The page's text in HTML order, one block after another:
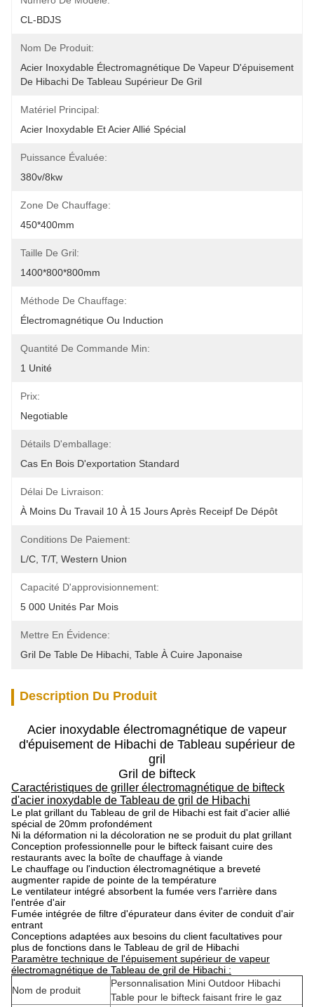
CL-BDJS
Nom De Produit:
Acier Inoxydable Électromagnétique De Vapeur D'épuisement
De Hibachi De Tableau Supérieur De Gril
Matériel Principal:
Acier Inoxydable Et Acier Allié Spécial
Puissance Évaluée:
380v/8kw
Zone De Chauffage:
450*400mm
Taille De Gril:
1400*800*800mm
Méthode De Chauffage:
Électromagnétique Ou Induction
Quantité De Commande Min:
1 Unité
Prix:
Negotiable
Détails D'emballage:
Cas En Bois D'exportation Standard
Délai De Livraison:
À Moins Du Travail 10 À 15 Jours Après Receipf De Dépôt
Conditions De Paiement:
L/C, T/T, Western Union
Capacité D'approvisionnement:
5 000 Unités Par Mois
Mettre En Évidence:
Gril De Table De Hibachi Table À Cuire Japonaise
Description Du Produit
Acier inoxydable électromagnétique de vapeur
d'épuisement de Hibachi de Tableau supérieur de
gril
Gril de bifteck
Caractéristiques de griller électromagnétique de bifteck
d'acier inoxydable de Tableau de gril de Hibachi
Le plat grillant du Tableau de gril de Hibachi est fait d'acier allié
spécial de 20mm profondément
Ni la déformation ni la décoloration ne se produit du plat grillant
Conception professionnelle pour le bifteck faisant cuire des
restaurants avec la boîte de chauffage à viande
Le chauffage ou l'induction électromagnétique a breveté
augmenter rapide de pointe de la température
Le ventilateur intégré absorbent la fumée vers l'arrière dans
l'entrée d'air
Fumée intégrée de filtre d'épurateur dans éviter de conduit d'air
entrant
Conceptions adaptées aux besoins du client facultatives pour
plus de fonctions dans le Tableau de gril de Hibachi
Paramètre technique de l'épuisement supérieur de vapeur
électromagnétique de Tableau de gril de Hibachi :
Nom de produit
Personnalisation Mini Outdoor Hibachi
Table pour le bifteck faisant frire le gaz